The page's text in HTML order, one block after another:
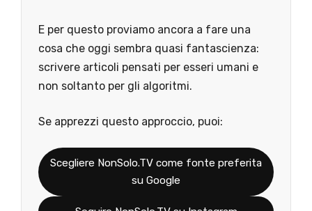
E per questo proviamo ancora a fare una
cosa che oggi sembra quasi fantascienza:
scrivere articoli pensati per esseri umani e
non soltanto per gli algoritmi.
Se apprezzi questo approccio, puoi:
Scegliere NonSolo.TV come fonte preferita
su Google